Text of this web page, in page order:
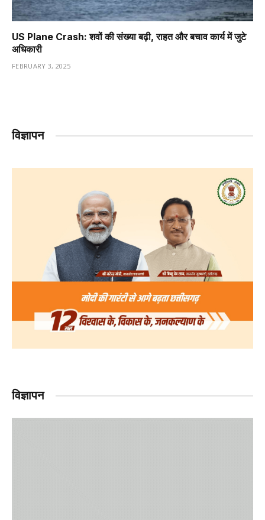
US Plane Crash: शवों की संख्या बढ़ी, राहत और बचाव कार्य में जुटे
अधिकारी
FEBRUARY 3, 2025
विज्ञापन
विज्ञापन